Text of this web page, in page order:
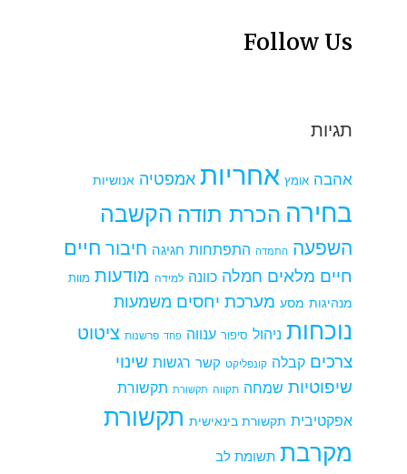
Follow Us
תגיות
אהבה אומץ אחריות אמפטיה אנושיות
בחירה הכרת תודה הקשבה
השפעה התמדה התפתחות חגיגה חיבור חיים
חיים מלאים חמלה כוונה למידה מודעות מוות
מנהיגות מסע מערכת יחסים משמעות
נוכחות ניהול סיפור ענווה פחד פרשנות ציטוט
צרכים קבלה קונפליקט קשר רגשות שינוי
שיפוטיות שמחה תקווה תקשורת תקשורת
אפקטיבית תקשורת בינאישית תקשורת
מקרבת תשומת לב